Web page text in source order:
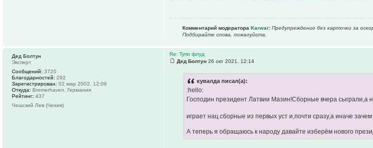
Комментарий модератораKarwar: Предупреждение без карточки за
Подбирайте слова, пожалуйста.
Re: Тупо флуд
Дед Болтун 26 окт 2021, 12:14
кувалда писал(а):
:hello:
Господин президент Латвии Мазин!Сборные вчера сыграли,а
играет нац.сборные из первых уст и,почти сразу,а иначе
А теперь я обращаюсь к народу давайте изберём нового
Дед Болтун
Эксперт
Сообщений: 3720
Благодарностей: 292
Зарегистрирован: 02 мар 2002, 12:09
Откуда: Bremerhaven, Германия
Рейтинг: 437
Чешский Лев (Чехия)